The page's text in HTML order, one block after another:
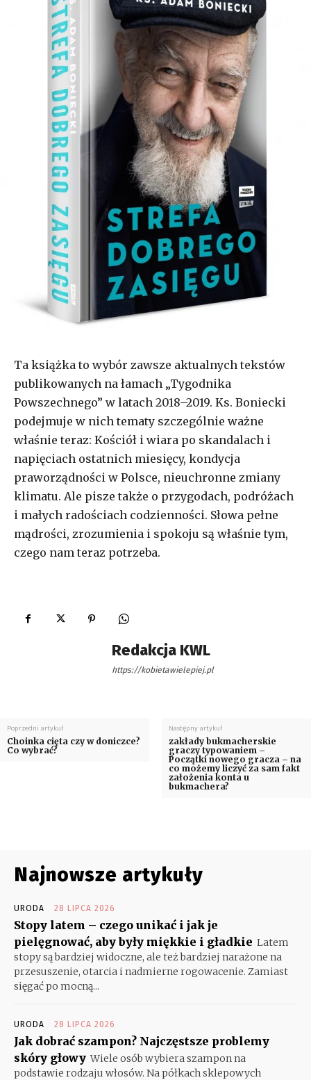
Ta książka to wybór zawsze aktualnych tekstów
publikowanych na łamach „Tygodnika
Powszechnego” w latach 2018–2019. Ks. Boniecki
podejmuje w nich tematy szczególnie ważne
właśnie teraz: Kościół i wiara po skandalach i
napięciach ostatnich miesięcy, kondycja
praworządności w Polsce, nieuchronne zmiany
klimatu. Ale pisze także o przygodach, podróżach
i małych radościach codzienności. Słowa pełne
mądrości, zrozumienia i spokoju są właśnie tym,
czego nam teraz potrzeba.
Redakcja KWL
https://kobietawielepiej.pl
Poprzedni artykuł
Choinka cięta czy w doniczce?
Co wybrać?
Następny artykuł
zakłady bukmacherskie
graczy typowaniem –
Początki nowego gracza – na
co możemy liczyć za sam fakt
założenia konta u
bukmachera?
Najnowsze artykuły
URODA 28 LIPCA 2026
Stopy latem – czego unikać i jak je
pielęgnować, aby były miękkie i gładkie Latem
stopy są bardziej widoczne, ale też bardziej narażone na
przesuszenie, otarcia i nadmierne rogowacenie. Zamiast
sięgać po mocną...
URODA 28 LIPCA 2026
Jak dobrać szampon? Najczęstsze problemy
skóry głowy Wiele osób wybiera szampon na
podstawie rodzaju włosów. Na półkach sklepowych